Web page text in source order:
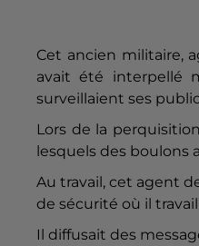
Cet ancien militaire,
avait été interpellé
surveillaient ses
Lors de la
lesquels des boulons
Au travail, cet agent
de sécurité où il
Il diffusait des